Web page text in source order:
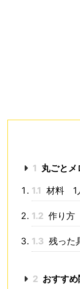
1 丸ごとメ
1.1 材料 1
1.2 作り方
1.3 残った
2 おすす